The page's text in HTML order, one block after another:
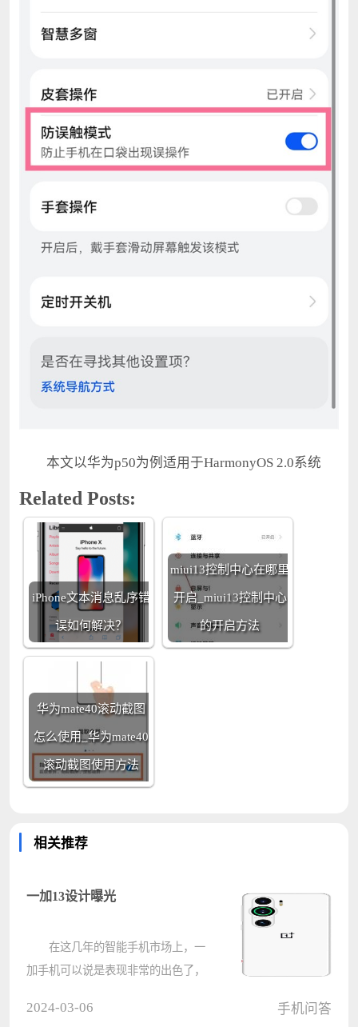
本文以华为p50为例适用于HarmonyOS 2.0系统
Related Posts:
iPhone文本消息乱序错
误如何解决？
miui13控制中心在哪里
开启_miui13控制中心
的开启方法
华为mate40滚动截图
怎么使用_华为mate40
滚动截图使用方法
相关推荐
一加13设计曝光
在这几年的智能手机市场上，一
加手机可以说是表现非常的出色了，
2024-03-06 手机问答